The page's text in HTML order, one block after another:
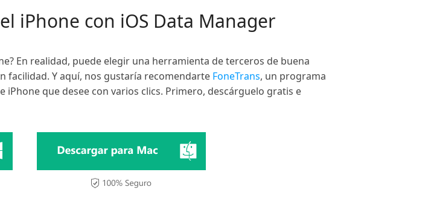
iPhone con iOS Data Manager
En realidad, puede elegir una herramienta de terceros de buena
facilidad. Y aquí, nos gustaría recomendarte FoneTrans, un programa
iPhone que desee con varios clics. Primero, descárguelo gratis e